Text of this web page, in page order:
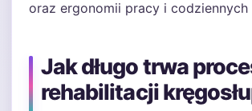
oraz ergonomii pracy i codziennych
Jak długo trwa
rehabilitacji